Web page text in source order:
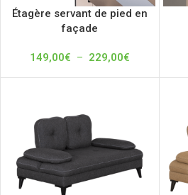
Étagère servant de pied en
façade
149,00€ – 229,00€